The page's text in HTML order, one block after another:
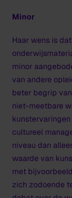
Minor
Haar wens is
minor
van andere
beter begrip
niet-meetbare
kunstervaringen
cultureel
niveau dan
waarde van
met
zich zodoende